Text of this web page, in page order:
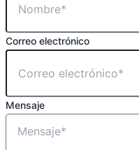
Correo electrónico
Mensaje